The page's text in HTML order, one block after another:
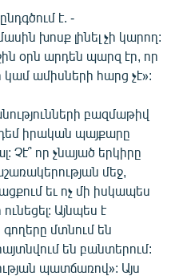
է. -
խոսք լինել չի կարող:
օրն արդեն պարզ էր, որ
ամիսների հարց չէ»:
բազմաթիվ
իրական պայքարը
Չէ՞ որ չնայած երկիրը
մեջ,
եւ ոչ մի իսկապես
Այնպես է
մտնում են
են բանտերում:
պատճառով»: Այս